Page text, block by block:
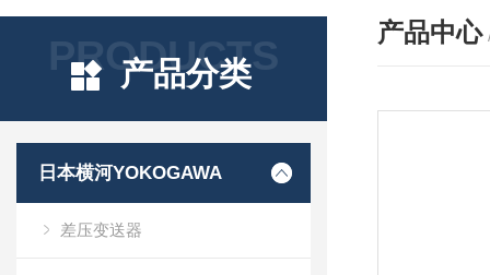
PRODUCTS
产品分类
日本横河YOKOGAWA
差压变送器
产品中心